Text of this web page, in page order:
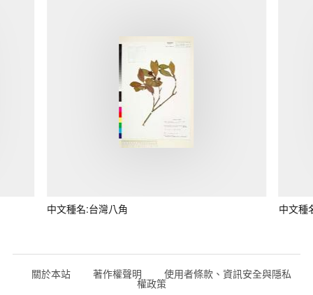
中文種名:台灣八角 中文種
關於本站 著作權聲明 使用者條款、資訊安全與隱私
權政策